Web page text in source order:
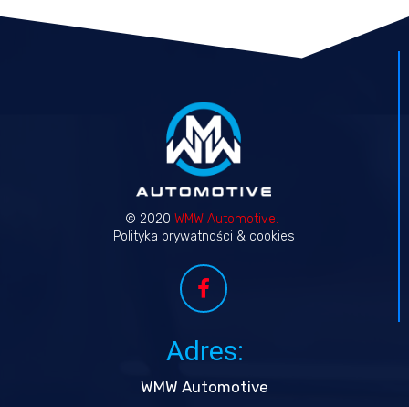
© 2020 WMW Automotive.
Polityka prywatności & cookies
Adres:
WMW Automotive​